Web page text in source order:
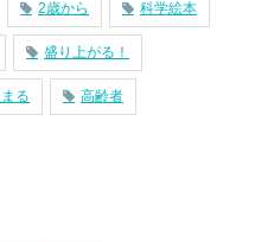
2歳から 科学絵本
盛り上がる！
る 高齢者